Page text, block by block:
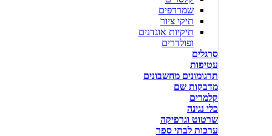
שמרדפים
תיקי ציור
תיקיות אוגדנים
ופולדרים
סרגלים
עטיפות
תרגומונים מחשבונים
מדבקות שם
קלמרים
כלי נגינה
שרטוט וגרפיקה
ערכות לבתי ספר